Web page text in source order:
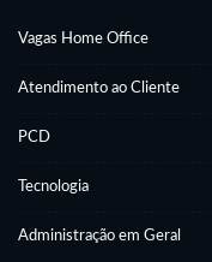
Vagas Home Office
Atendimento ao Cliente
PCD
Tecnologia
Administração em Geral